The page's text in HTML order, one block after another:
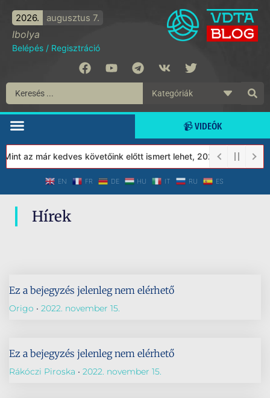
2026. augusztus 7.
Ibolya
Belépés / Regisztráció
📹 VIDEÓK
az már kedves követőink előtt ismert lehet, 2023-tól a
EN FR DE HU IT RU ES
Hírek
Ez a bejegyzés jelenleg nem elérhető
Origo 2022. november 15.
Ez a bejegyzés jelenleg nem elérhető
Rákóczi Piroska 2022. november 15.